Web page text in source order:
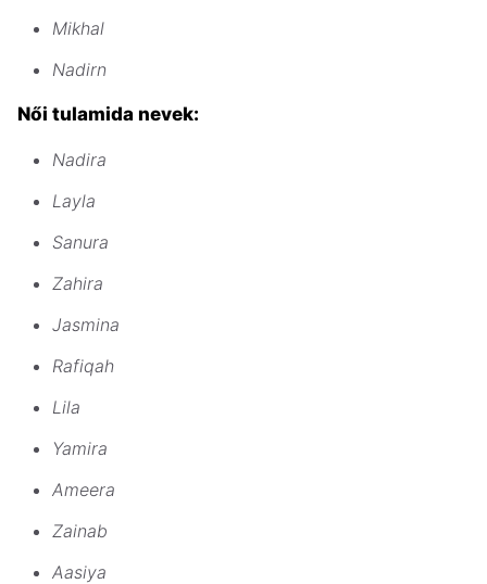
Mikhal
Nadirn
Női tulamida nevek:
Nadira
Layla
Sanura
Zahira
Jasmina
Rafiqah
Lila
Yamira
Ameera
Zainab
Aasiya